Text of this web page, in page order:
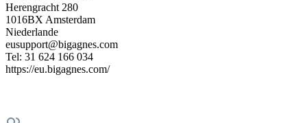
Herengracht 280
1016BX Amsterdam
Niederlande
eusupport@bigagnes.com
Tel: 31 624 166 034
https://eu.bigagnes.com/